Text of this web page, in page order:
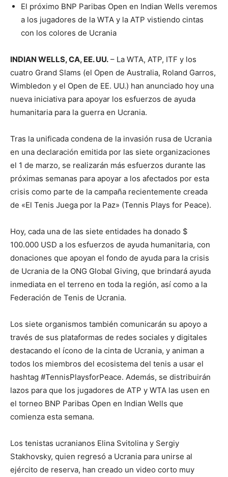
El próximo BNP Paribas Open en Indian Wells veremos
a los jugadores de la WTA y la ATP vistiendo cintas
con los colores de Ucrania
INDIAN WELLS, CA, EE. UU. – La WTA, ATP, ITF y los
cuatro Grand Slams (el Open de Australia, Roland Garros,
Wimbledon y el Open de EE. UU.) han anunciado hoy una
nueva iniciativa para apoyar los esfuerzos de ayuda
humanitaria para la guerra en Ucrania.
Tras la unificada condena de la invasión rusa de Ucrania
en una declaración emitida por las siete organizaciones
el 1 de marzo, se realizarán más esfuerzos durante las
próximas semanas para apoyar a los afectados por esta
crisis como parte de la campaña recientemente creada
de «El Tenis Juega por la Paz» (Tennis Plays for Peace).
Hoy, cada una de las siete entidades ha donado $
100.000 USD a los esfuerzos de ayuda humanitaria, con
donaciones que apoyan el fondo de ayuda para la crisis
de Ucrania de la ONG Global Giving, que brindará ayuda
inmediata en el terreno en toda la región, así como a la
Federación de Tenis de Ucrania.
Los siete organismos también comunicarán su apoyo a
través de sus plataformas de redes sociales y digitales
destacando el ícono de la cinta de Ucrania, y animan a
todos los miembros del ecosistema del tenis a usar el
hashtag #TennisPlaysforPeace. Además, se distribuirán
lazos para que los jugadores de ATP y WTA las usen en
el torneo BNP Paribas Open en Indian Wells que
comienza esta semana.
Los tenistas ucranianos Elina Svitolina y Sergiy
Stakhovsky, quien regresó a Ucrania para unirse al
ejército de reserva, han creado un video corto muy